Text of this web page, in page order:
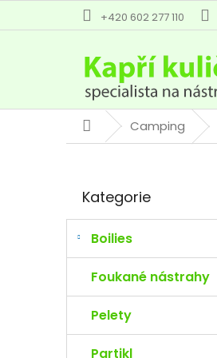
+420 602 277 110
DomůCamping
r
n
í
kategorie
Kategorie
Boilies
Foukané nástrahy
Pelety
Partikl